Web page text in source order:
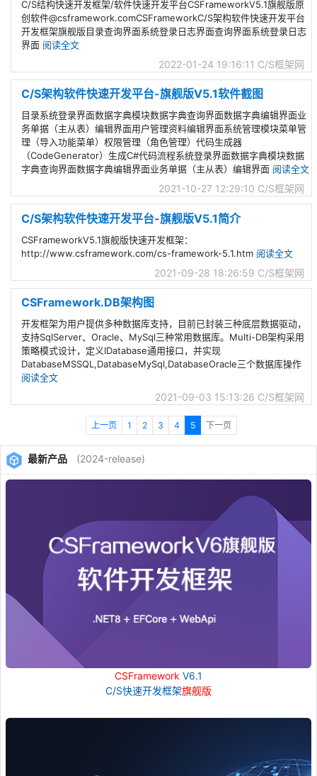
C/S结构快速开发框架/软件快速开发平台CSFrameworkV5.1旗舰版原
创软件@csframework.comCSFrameworkC/S架构软件快速开发平台
开发框架旗舰版目录查询界面系统登录日志界面查询界面系统登录日志
界面 阅读全文
2022-01-24 19:16:11 C/S框架网
C/S架构软件快速开发平台-旗舰版V5.1软件截图
目录系统登录界面数据字典模块数据字典查询界面数据字典编辑界面业
务单据（主从表）编辑界面用户管理资料编辑界面系统管理模块菜单管
理（导入功能菜单）权限管理（角色管理）代码生成器
（CodeGenerator）生成C#代码流程系统登录界面数据字典模块数据
字典查询界面数据字典编辑界面业务单据（主从表）编辑界面 阅读全文
2021-10-27 12:29:10 C/S框架网
C/S架构软件快速开发平台-旗舰版V5.1简介
CSFrameworkV5.1旗舰版快速开发框架：
http://www.csframework.com/cs-framework-5.1.htm 阅读全文
2021-09-28 18:26:59 C/S框架网
CSFramework.DB架构图
开发框架为用户提供多种数据库支持，目前已封装三种底层数据驱动，
支持SqlServer、Oracle、MySql三种常用数据库。Multi-DB架构采用
策略模式设计，定义IDatabase通用接口，并实现
DatabaseMSSQL,DatabaseMySql,DatabaseOracle三个数据库操作
阅读全文
2021-09-03 15:13:26 C/S框架网
上一页 1 2 3 4 5 下一页
最新产品 (2024-release)
CSFramework V6.1
C/S快速开发框架旗舰版